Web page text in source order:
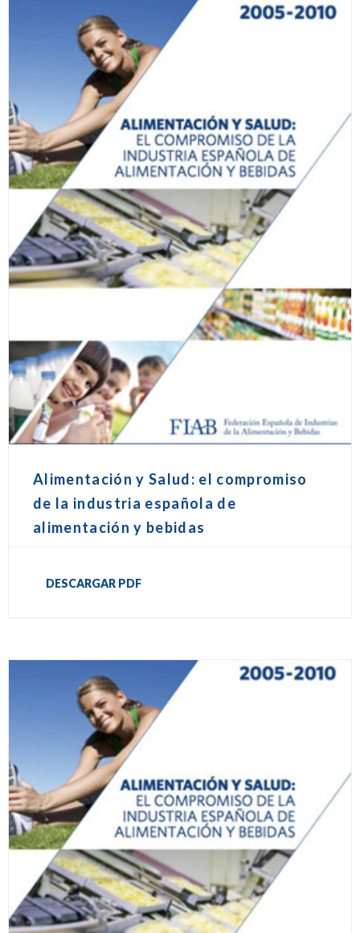
Alimentación y Salud: el compromiso
de la industria española de
alimentación y bebidas
DESCARGAR PDF